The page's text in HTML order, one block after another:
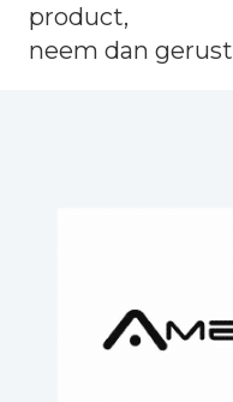
product,
neem dan gerust